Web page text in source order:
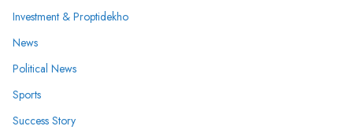
Investment & Proptidekho
News
Political News
Sports
Success Story